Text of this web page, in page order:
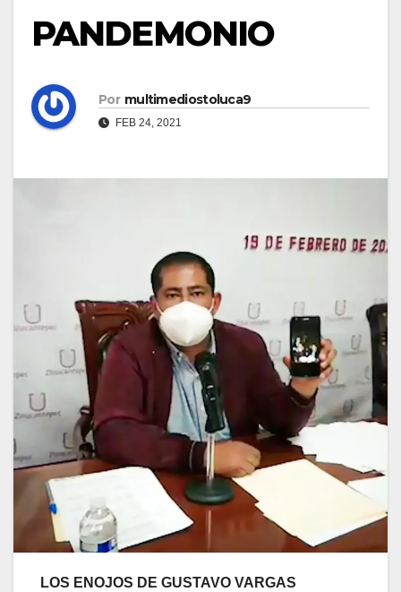
PANDEMONIO
Por multimediostoluca9
FEB 24, 2021
LOS ENOJOS DE GUSTAVO VARGAS